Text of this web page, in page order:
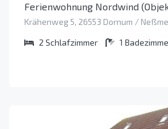
Ferienwohnung Nordwind
Krähenweg 5, 26553 Dornum /
2 Schlafzimmer 1